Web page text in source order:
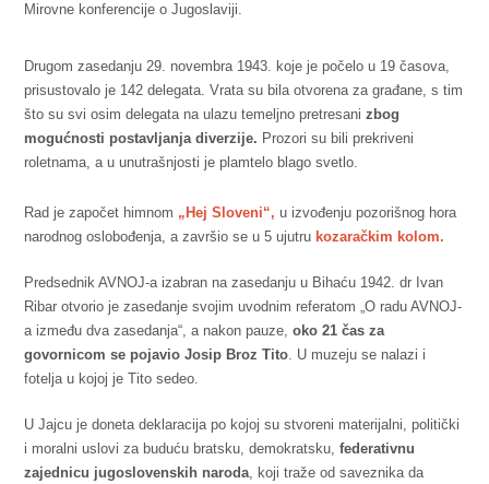
Mirovne konferencije o Jugoslaviji.
Drugom zasedanju 29. novembra 1943. koje je počelo u 19 časova,
prisustovalo je 142 delegata. Vrata su bila otvorena za građane, s tim
što su svi osim delegata na ulazu temeljno pretresanizbog
mogućnosti postavljanja diverzije. Prozori su bili prekriveni
roletnama, a u unutrašnjosti je plamtelo blago svetlo.
Rad je započet himnom „Hej Sloveni“, u izvođenju pozorišnog hora
narodnog oslobođenja, a završio se u 5 ujutru kozaračkim kolom.
Predsednik AVNOJ-a izabran na zasedanju u Bihaću 1942. dr Ivan
Ribar otvorio je zasedanje svojim uvodnim referatom „O radu AVNOJ-
a između dva zasedanja“, a nakon pauze,oko 21 čas za
govornicom se pojavio Josip Broz Tito. U muzeju se nalazi i
fotelja u kojoj je Tito sedeo.
U Jajcu je doneta deklaracija po kojoj su stvoreni materijalni, politički
i moralni uslovi za buduću bratsku, demokratsku,federativnu
zajednicu jugoslovenskih naroda, koji traže od saveznika da